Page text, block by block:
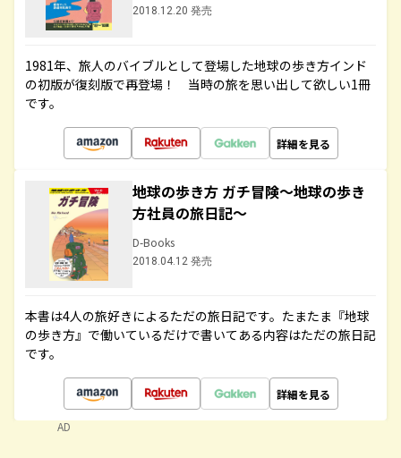
2018.12.20 発売
1981年、旅人のバイブルとして登場した地球の歩き方インド
の初版が復刻版で再登場！ 当時の旅を思い出して欲しい1冊
です。
詳細を見る
地球の歩き方 ガチ冒険～地球の歩き
方社員の旅日記～
D-Books
2018.04.12 発売
本書は4人の旅好きによるただの旅日記です。たまたま『地球
の歩き方』で働いているだけで書いてある内容はただの旅日記
です。
詳細を見る
AD